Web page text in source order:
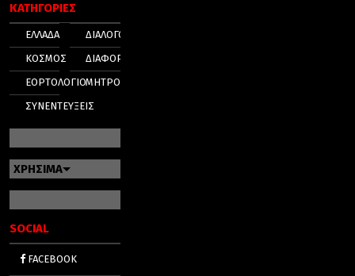
ΚΑΤΗΓΟΡΙΕΣ
ΕΛΛΑΔΑ
ΚΟΣΜΟΣ
ΕΟΡΤΟΛΟΓΙΟ
ΣΥΝΕΝΤΕΥΞΕΙΣ
ΔΙΑΛΟΓΟΣ
ΔΙΑΦΟΡΑ
ΜΗΤΡΟΠΟΛΕΙΣ
ΧΡΗΣΙΜΑ
SOCIAL
FACEBOOK